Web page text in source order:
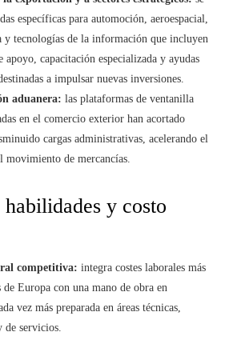
específicas para automoción, aeroespacial,
y tecnologías de la información que incluyen
apoyo, capacitación especializada y ayudas
a impulsar nuevas inversiones.
aduanera: las plataformas de ventanilla
en el comercio exterior han acortado
cargas administrativas, acelerando el
movimiento de mercancías.
habilidades y costo
competitiva: integra costes laborales más
de Europa con una mano de obra en
vez más preparada en áreas técnicas,
de servicios.